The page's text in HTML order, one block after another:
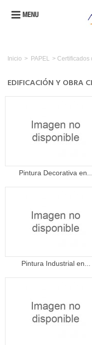
MENU
Inicio > PAPEL > Certificados
EDIFICACIÓN Y OBRA
Pintura Decorativa en...
Pintura Industrial en...